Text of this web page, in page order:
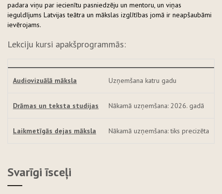
padara viņu par iecienītu pasniedzēju un mentoru, un viņas
ieguldījums Latvijas teātra un mākslas izglītības jomā ir neapšaubāmi
ievērojams.
Lekciju kursi apakšprogrammās:
Audiovizuālā māksla Uzņemšana katru gadu
Drāmas un teksta studijas Nākamā uzņemšana: 2026. gadā
Laikmetīgās dejas māksla Nākamā uzņemšana: tiks precizēta
Svarīgi īsceļi